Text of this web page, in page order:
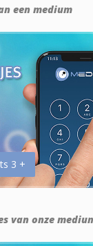
een medium
3 +
van onze